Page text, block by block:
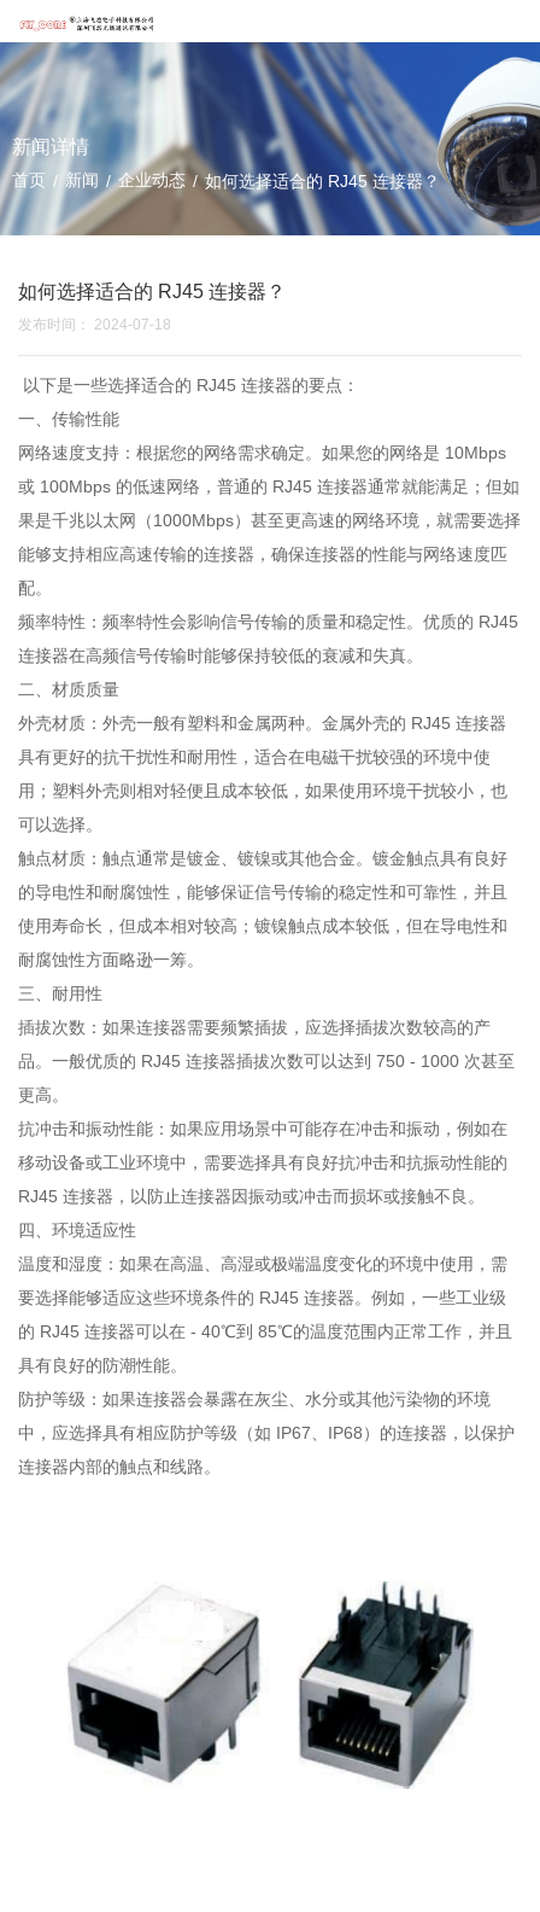
新闻详情
首页 / 新闻 /企业动态 /如何选择适合的 RJ45 连接器？
如何选择适合的 RJ45 连接器？
发布时间： 2024-07-18
以下是一些选择适合的 RJ45 连接器的要点：
一、传输性能
网络速度支持：根据您的网络需求确定。如果您的网络是 10Mbps
或 100Mbps 的低速网络，普通的 RJ45 连接器通常就能满足；但如
果是千兆以太网（1000Mbps）甚至更高速的网络环境，就需要选择
能够支持相应高速传输的连接器，确保连接器的性能与网络速度匹
配。
频率特性：频率特性会影响信号传输的质量和稳定性。优质的 RJ45
连接器在高频信号传输时能够保持较低的衰减和失真。
二、材质质量
外壳材质：外壳一般有塑料和金属两种。金属外壳的 RJ45 连接器
具有更好的抗干扰性和耐用性，适合在电磁干扰较强的环境中使
用；塑料外壳则相对轻便且成本较低，如果使用环境干扰较小，也
可以选择。
触点材质：触点通常是镀金、镀镍或其他合金。镀金触点具有良好
的导电性和耐腐蚀性，能够保证信号传输的稳定性和可靠性，并且
使用寿命长，但成本相对较高；镀镍触点成本较低，但在导电性和
耐腐蚀性方面略逊一筹。
三、耐用性
插拔次数：如果连接器需要频繁插拔，应选择插拔次数较高的产
品。一般优质的 RJ45 连接器插拔次数可以达到 750 - 1000 次甚至
更高。
抗冲击和振动性能：如果应用场景中可能存在冲击和振动，例如在
移动设备或工业环境中，需要选择具有良好抗冲击和抗振动性能的
RJ45 连接器，以防止连接器因振动或冲击而损坏或接触不良。
四、环境适应性
温度和湿度：如果在高温、高湿或极端温度变化的环境中使用，需
要选择能够适应这些环境条件的 RJ45 连接器。例如，一些工业级
的 RJ45 连接器可以在 - 40℃到 85℃的温度范围内正常工作，并且
具有良好的防潮性能。
防护等级：如果连接器会暴露在灰尘、水分或其他污染物的环境
中，应选择具有相应防护等级（如 IP67、IP68）的连接器，以保护
连接器内部的触点和线路。